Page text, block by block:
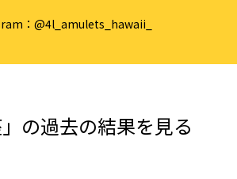
： @4l_amulets_hawaii_
」の過去の結果を見る